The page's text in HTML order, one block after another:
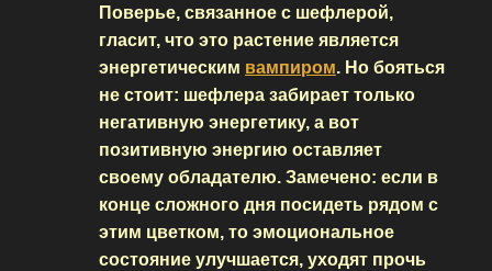
Поверье, связанное с шефлерой,
гласит, что это растение является
энергетическим вампиром. Но бояться
не стоит: шефлера забирает только
негативную энергетику, а вот
позитивную энергию оставляет
своему обладателю. Замечено: если в
конце сложного дня посидеть рядом с
этим цветком, то эмоциональное
состояние улучшается, уходят прочь